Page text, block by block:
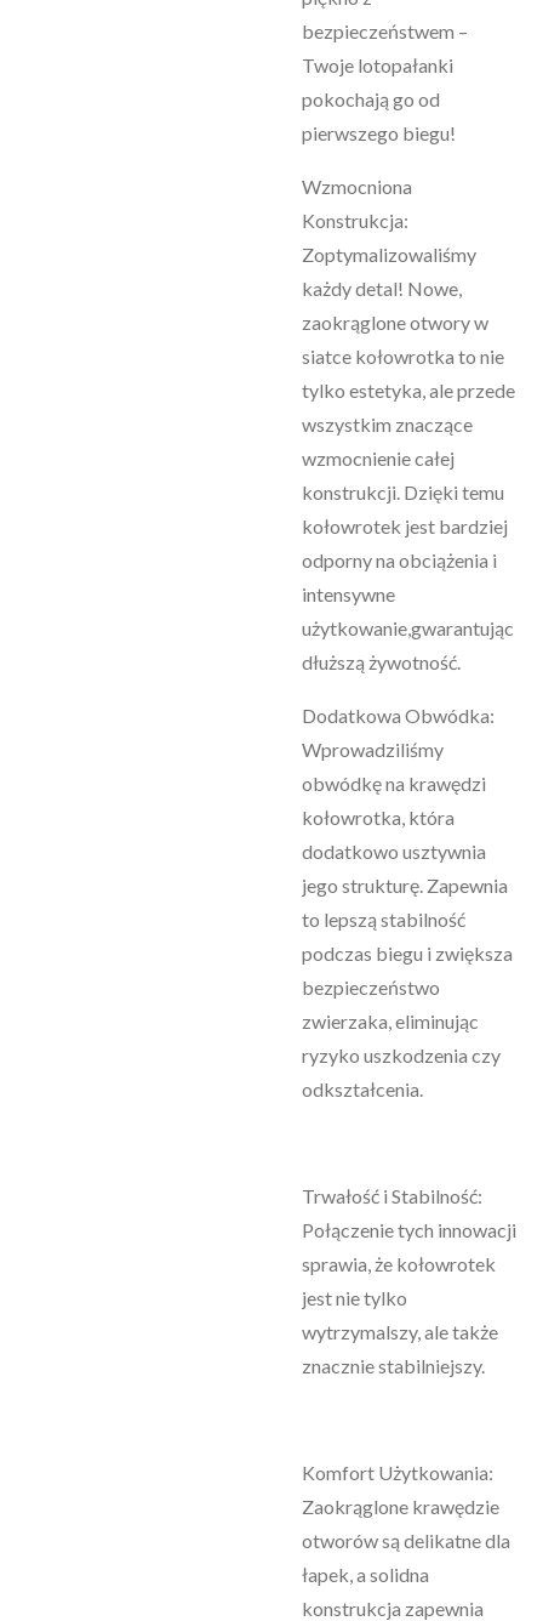
bezpieczeństwem –
Twoje lotopałanki
pokochają go od
pierwszego biegu!
Wzmocniona
Konstrukcja:
Zoptymalizowaliśmy
każdy detal! Nowe,
zaokrąglone otwory w
siatce kołowrotka to nie
tylko estetyka, ale przede
wszystkim znaczące
wzmocnienie całej
konstrukcji. Dzięki temu
kołowrotek jest bardziej
odporny na obciążenia i
intensywne
użytkowanie,gwarantując
dłuższą żywotność.
Dodatkowa Obwódka:
Wprowadziliśmy
obwódkę na krawędzi
kołowrotka, która
dodatkowo usztywnia
jego strukturę. Zapewnia
to lepszą stabilność
podczas biegu i zwiększa
bezpieczeństwo
zwierzaka, eliminując
ryzyko uszkodzenia czy
odkształcenia.
Trwałość i Stabilność:
Połączenie tych innowacji
sprawia, że kołowrotek
jest nie tylko
wytrzymalszy, ale także
znacznie stabilniejszy.
Komfort Użytkowania:
Zaokrąglone krawędzie
otworów są delikatne dla
łapek, a solidna
konstrukcja zapewnia